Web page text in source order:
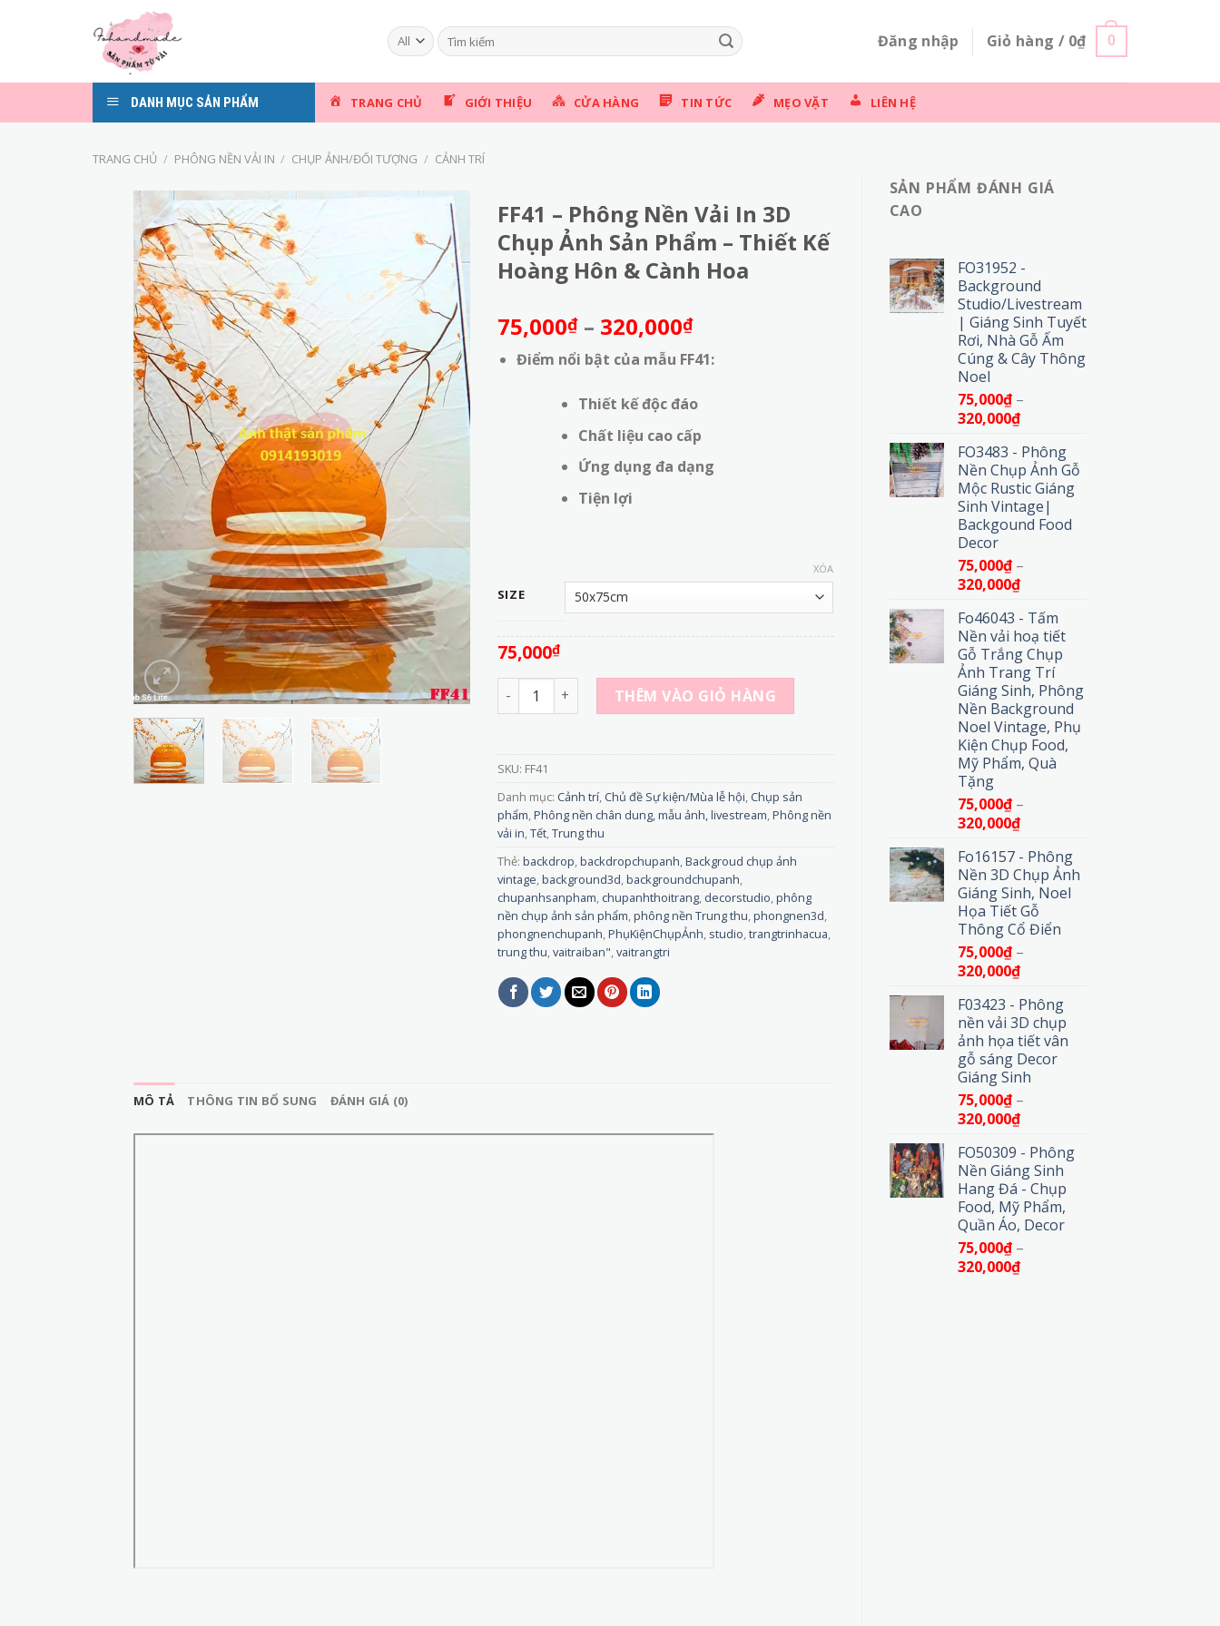
Tìm
kiếm:
Đăng nhập Giỏ hàng / 0₫ 0
DANH MỤC SẢN PHẨM TRANG CHỦ GIỚI THIỆU CỬA HÀNG TIN TỨC MẸO VẶT LIÊN HỆ
TRANG CHỦ / PHÔNG NỀN VẢI IN / CHỤP ẢNH/ĐỐI TƯỢNG / CẢNH TRÍ
SẢN PHẨM ĐÁNH GIÁ
CAO
FO31952 -
Background
Studio/Livestream
| Giáng Sinh Tuyết
Rơi, Nhà Gỗ Ấm
Cúng & Cây Thông
Noel
75,000₫ –
320,000₫Khoảng
từ
75,000₫
đến
320,000₫
FO3483 - Phông
Nền Chụp Ảnh Gỗ
Mộc Rustic Giáng
Sinh Vintage|
Backgound Food
Decor
75,000₫ –
320,000₫Khoảng
từ
75,000₫
đến
320,000₫
Fo46043 - Tấm
Nền vải hoạ tiết
Gỗ Trắng Chụp
Ảnh Trang Trí
Giáng Sinh, Phông
Nền Background
Noel Vintage, Phụ
Kiện Chụp Food,
Mỹ Phẩm, Quà
Tặng
75,000₫ –
320,000₫Khoảng
từ
75,000₫
đến
320,000₫
Fo16157 - Phông
Nền 3D Chụp Ảnh
Giáng Sinh, Noel
Họa Tiết Gỗ
Thông Cổ Điển
75,000₫ –
320,000₫Khoảng
từ
75,000₫
đến
320,000₫
F03423 - Phông
nền vải 3D chụp
ảnh họa tiết vân
gỗ sáng Decor
Giáng Sinh
75,000₫ –
320,000₫Khoảng
từ
75,000₫
đến
320,000₫
FO50309 - Phông
Nền Giáng Sinh
Hang Đá - Chụp
Food, Mỹ Phẩm,
Quần Áo, Decor
75,000₫ –
320,000₫Khoảng
FF41 – Phông Nền Vải In 3D
Chụp Ảnh Sản Phẩm – Thiết Kế
Hoàng Hôn & Cành Hoa
75,000₫ – 320,000₫Khoảng
giá:
từ
đến
320,000₫
Điểm nổi bật của mẫu FF41:
Thiết kế độc đáo
Chất liệu cao cấp
Ứng dụng đa dạng
Tiện lợi
SIZE
XÓA
75,000₫
FF41 - Phông Nền Vải In 3D Chụp Ảnh Sản Phẩm - Thiết Kế Hoàng Hôn & Cành Hoa số lượng
THÊM VÀO GIỎ HÀNG
SKU: FF41
Danh mục: Cảnh trí, Chủ đề Sự kiện/Mùa lễ hội, Chụp sản
phẩm,Phông nền chân dung, mẫu ảnh, livestream,Phông nền
vải in,Tết,Trung thu
Thẻ: backdrop,backdropchupanh,Backgroud chụp ảnh
vintage,background3d,backgroundchupanh,
chupanhsanpham, chupanhthoitrang, decorstudio,phông
nền chụp ảnh sản phẩm,phông nền Trung thu,phongnen3d,
phongnenchupanh,PhụKiệnChụpẢnh, studio,trangtrinhacua,
trung thu,vaitraiban",vaitrangtri
MÔ TẢ THÔNG TIN BỔ SUNG ĐÁNH GIÁ (0)